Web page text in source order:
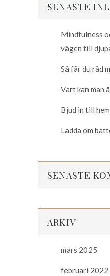
SENASTE
Mindfulness
vägen till
Så får du råd
Vart kan man
Bjud in till
Ladda om
SENASTE
ARKIV
mars 2025
februari 2022